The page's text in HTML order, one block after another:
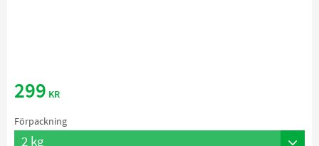
299 KR
Förpackning